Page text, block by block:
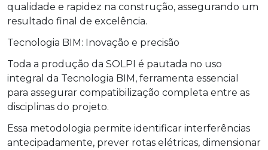
qualidade e rapidez na construção, assegurando um
resultado final de excelência.
Tecnologia BIM: Inovação e precisão
Toda a produção da SOLPI é pautada no uso
integral da Tecnologia BIM, ferramenta essencial
para assegurar compatibilização completa entre as
disciplinas do projeto.
Essa metodologia permite identificar interferências
antecipadamente, prever rotas elétricas, dimensionar